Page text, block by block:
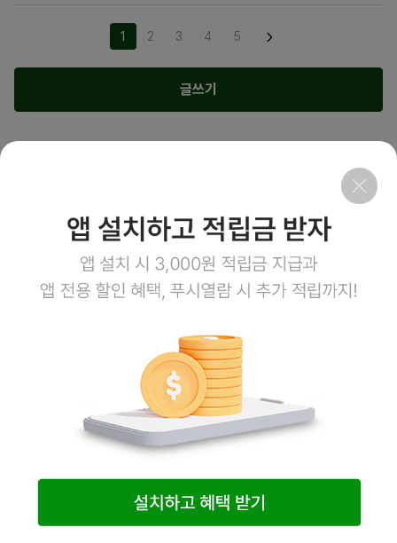
1 2 3 4 5
글쓰기
검
주식회사 엠오유통 사업자정보
평일 08:00~17:00
토요일 08:00~12:00